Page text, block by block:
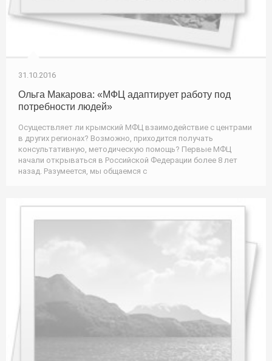
31.10.2016
Ольга Макарова: «МФЦ адаптирует работу под
потребности людей»
Осуществляет ли крымский МФЦ взаимодействие с центрами
в других регионах? Возможно, приходится получать
консультативную, методическую помощь? Первые МФЦ
начали открываться в Российской Федерации более 8 лет
назад. Разумеется, мы общаемся с